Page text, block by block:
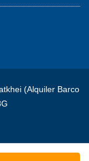
(Alquiler Barco